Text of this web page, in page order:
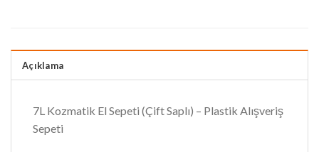
Açıklama
7L Kozmatik El Sepeti (Çift Saplı) – Plastik Alışveriş
Sepeti